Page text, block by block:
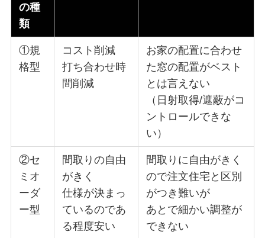
の種
類
①規
格型
コスト削減
打ち合わせ時
間削減
お家の配置に合わせ
た窓の配置がベスト
とは言えない
（日射取得/遮蔽がコ
ントロールできな
い）
②セ
ミオ
ーダ
ー型
間取りの自由
がきく
仕様が決まっ
ているのであ
る程度安い
間取りに自由がきく
ので注文住宅と区別
がつき難いが
あとで細かい調整が
できない